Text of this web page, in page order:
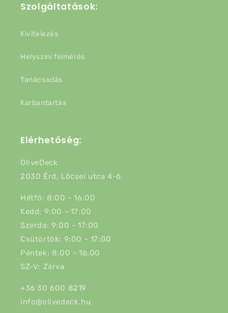
Szolgáltatások:
Kivitelezés
Helyszíni felmérés
Tanácsadás
Karbantartás
Elérhetőség:
OliveDeck
2030 Érd, Lőcsei utca 4-6
Hétfő: 8:00 - 16:00
Kedd: 9:00 - 17:00
Szerda: 9:00 - 17:00
Csütörtök: 9:00 - 17:00
Péntek: 8:00 - 16:00
SZ-V: Zárva
+36 30 600 8219
info@olivedeck.hu